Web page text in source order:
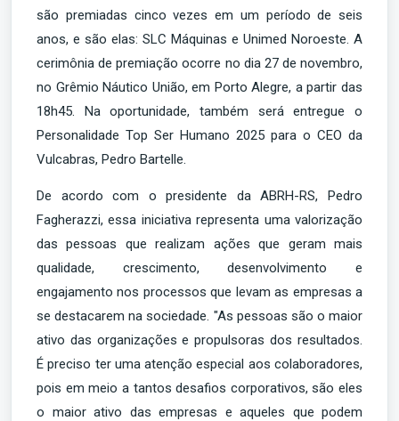
são premiadas cinco vezes em um período de seis
anos, e são elas: SLC Máquinas e Unimed Noroeste. A
cerimônia de premiação ocorre no dia 27 de novembro,
no Grêmio Náutico União, em Porto Alegre, a partir das
18h45. Na oportunidade, também será entregue o
Personalidade Top Ser Humano 2025 para o CEO da
Vulcabras, Pedro Bartelle.
De acordo com o presidente da ABRH-RS, Pedro
Fagherazzi, essa iniciativa representa uma valorização
das pessoas que realizam ações que geram mais
qualidade, crescimento, desenvolvimento e
engajamento nos processos que levam as empresas a
se destacarem na sociedade. "As pessoas são o maior
ativo das organizações e propulsoras dos resultados.
É preciso ter uma atenção especial aos colaboradores,
pois em meio a tantos desafios corporativos, são eles
o maior ativo das empresas e aqueles que podem